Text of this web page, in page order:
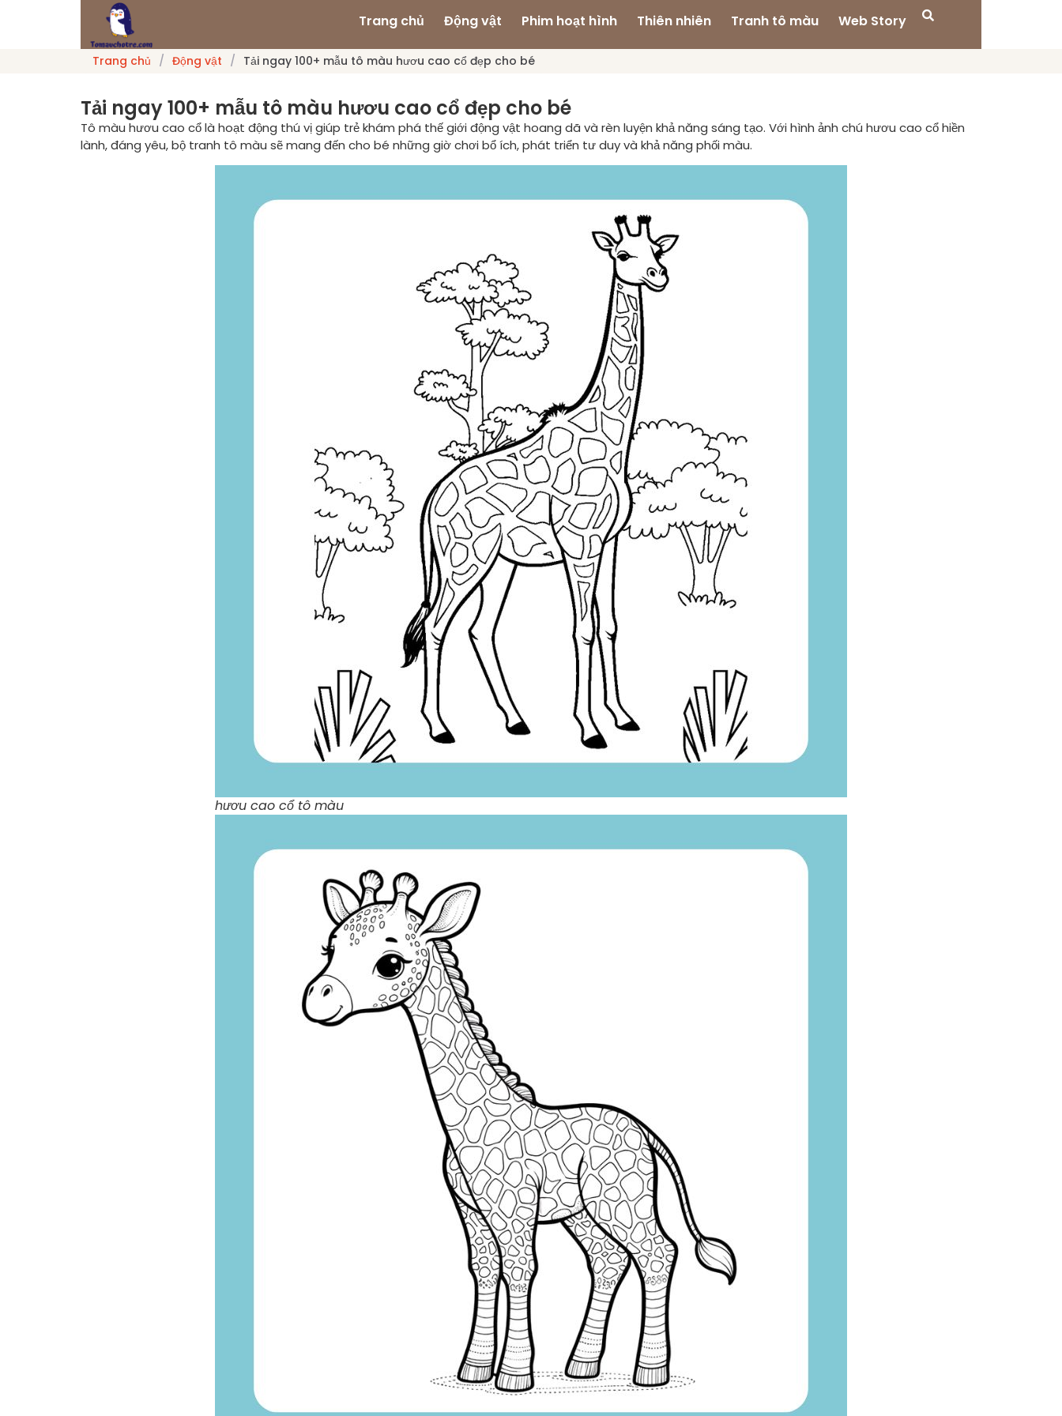
Trang chủ Động vật Phim hoạt hình Thiên nhiên Tranh tô màu Web Story
Trang chủ / Động vật / Tải ngay 100+ mẫu tô màu hươu cao cổ đẹp cho bé
Tải ngay 100+ mẫu tô màu hươu cao cổ đẹp cho bé
Tô màu hươu cao cổ là hoạt động thú vị giúp trẻ khám phá thế giới động vật hoang dã và rèn luyện khả năng sáng tạo. Với hình ảnh chú hươu cao cổ hiền
lành, đáng yêu, bộ tranh tô màu sẽ mang đến cho bé những giờ chơi bổ ích, phát triển tư duy và khả năng phối màu.
hươu cao cổ tô màu